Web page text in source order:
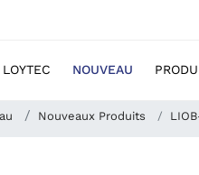
NOUVEAU
Nouveaux Produits